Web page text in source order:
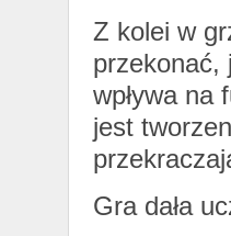
Z kolei w
przekonać,
wpływa na
jest
Gra dała